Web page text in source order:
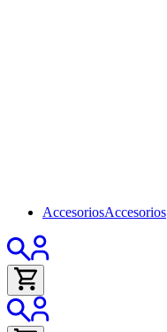
AccesoriosAccesorios